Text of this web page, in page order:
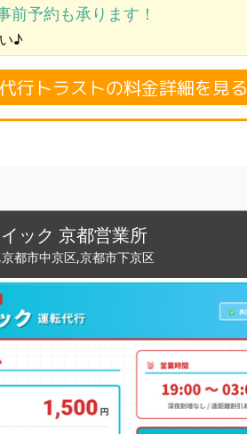
前予約も承ります！
♪
行トラストの料金詳細を見る
ック 京都営業所
都市中京区,京都市下京区